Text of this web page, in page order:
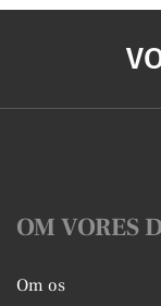
OM VORES
Om os